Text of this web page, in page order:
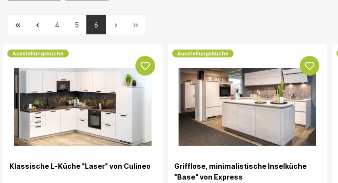
4 5 6
Ausstellungsküche
Klassische L-Küche "Laser" von Culineo
Ausstellungsküche
Grifflose, minimalistische Inselküche
"Base" von Express